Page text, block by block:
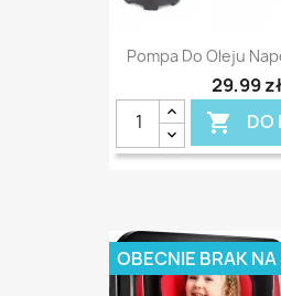
Pompa Do Oleju
29,99
 DO
OBECNIE BRAK